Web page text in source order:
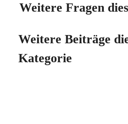
Weitere Fragen
Weitere Beiträge
Kategorie